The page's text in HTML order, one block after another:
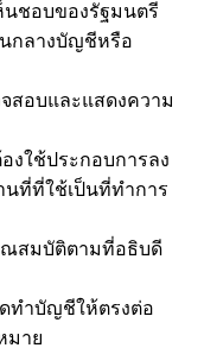
นชอบของรัฐมนตรี
กลางบัญชีหรือ
สอบและแสดงความ
งใช้ประกอบการลง
ที่ที่ใช้เป็นที่ทำการ
สมบัติตามที่อธิบดี
ทำบัญชีให้ตรงต่อ
มาย